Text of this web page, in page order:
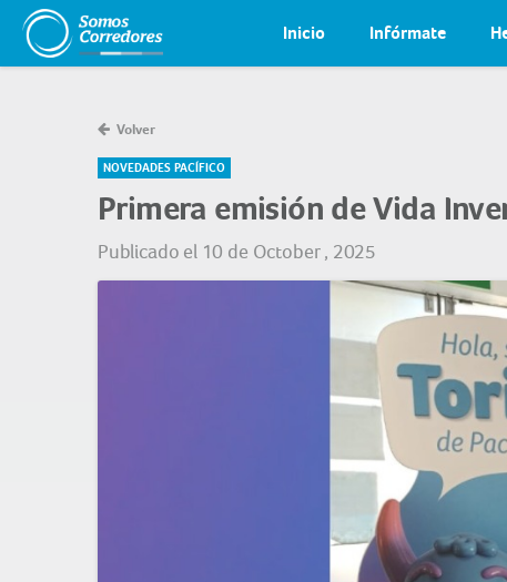
Inicio Infórmate
Volver
NOVEDADES PACÍFICO
Primera emisión de Vida
Publicado el 10 de October , 2025